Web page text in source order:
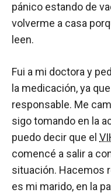
pánico estando de
volverme a casa
leen.
Fui a mi doctora y
la medicación, ya
responsable. Me
sigo tomando en la
puedo decir que el
comencé a salir a
situación. Hacemos
es mi marido, en la